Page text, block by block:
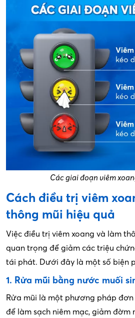
Các giai đoạn viêm
Cách điều trị viêm
thông mũi hiệu quả
Việc điều trị viêm xoang và làm
quan trọng để giảm các triệu
tái phát. Dưới đây là một số biện
1. Rửa mũi bằng nước muối
Rửa mũi là một phương pháp
để làm sạch niêm mạc, giảm đờm